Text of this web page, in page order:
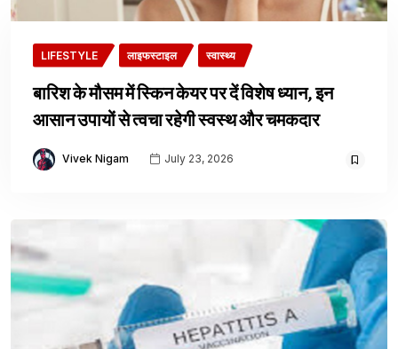
LIFESTYLE लाइफस्टाइल स्वास्थ्य
बारिश के मौसम में स्किन केयर पर दें विशेष ध्यान, इन
आसान उपायों से त्वचा रहेगी स्वस्थ और चमकदार
Vivek Nigam July 23, 2026